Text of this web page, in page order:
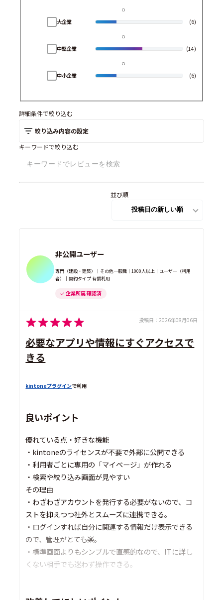
大企業 (6)
中堅企業 (14)
中小企業 (6)
詳細条件で絞り込む
絞り込み内容の設定
キーワードで絞り込む
並び順
非公開ユーザー
専門（建設・建築）｜その他一般職｜1000人以上｜ユーザー（利用
者）｜契約タイプ 有償利用
企業所属 確認済
投稿日： 2026年08月06日
必要なアプリや情報にすぐアクセスで
きる
kintoneプラグインで利用
良いポイント
優れている点・好きな機能
・kintoneのライセンスが不要で外部に公開できる
・利用者ごとに専用の「マイページ」が作れる
・検索や絞り込み画面が見やすい
その理由
・わざわざアカウントを発行する必要がないので、コ
ストを抑えつつ社外とスムーズに連携できる。
・ログインすれば自分に関連する情報だけ表示できる
ので、管理がとても楽。
・標準画面よりもシンプルで直感的なので、ITに詳し
くない相手でも迷わず操作できる。